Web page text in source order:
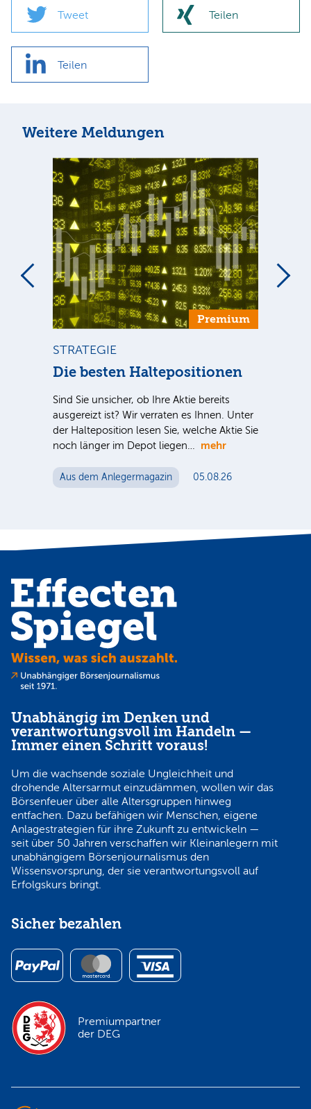
Tweet Teilen
Teilen
Weitere Meldungen
Premium
STRATEGIE
Die besten Haltepositionen
Sind Sie unsicher, ob Ihre Aktie bereits
ausgereizt ist? Wir verraten es Ihnen. Unter
der Halteposition lesen Sie, welche Aktie Sie
noch länger im Depot liegen… mehr
Aus dem Anlegermagazin 05.08.26
Unabhängig im Denken und
verantwortungsvoll im Handeln —
Immer einen Schritt voraus!
Um die wachsende soziale Ungleichheit und
drohende Altersarmut einzudämmen, wollen wir das
Börsenfeuer über alle Altersgruppen hinweg
entfachen. Dazu befähigen wir Menschen, eigene
Anlagestrategien für ihre Zukunft zu entwickeln —
seit über 50 Jahren verschaffen wir Kleinanlegern mit
unabhängigem Börsenjournalismus den
Wissensvorsprung, der sie verantwortungsvoll auf
Erfolgskurs bringt.
Sicher bezahlen
Premiumpartner
der DEG